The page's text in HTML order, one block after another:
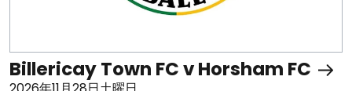
Billericay Town FC v Horsham FC